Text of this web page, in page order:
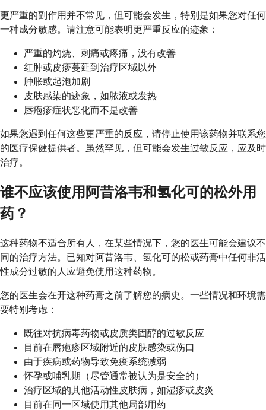
更严重的副作用并不常见，但可能会发生，特别是如果您对任何
一种成分敏感。请注意可能表明更严重反应的迹象：
严重的灼烧、刺痛或疼痛，没有改善
红肿或皮疹蔓延到治疗区域以外
肿胀或起泡加剧
皮肤感染的迹象，如脓液或发热
唇疱疹症状恶化而不是改善
如果您遇到任何这些更严重的反应，请停止使用该药物并联系您
的医疗保健提供者。虽然罕见，但可能会发生过敏反应，应及时
治疗。
谁不应该使用阿昔洛韦和氢化可的松外用
药？
这种药物不适合所有人，在某些情况下，您的医生可能会建议不
同的治疗方法。已知对阿昔洛韦、氢化可的松或药膏中任何非活
性成分过敏的人应避免使用这种药物。
您的医生会在开这种药膏之前了解您的病史。一些情况和环境需
要特别考虑：
既往对抗病毒药物或皮质类固醇的过敏反应
目前在唇疱疹区域附近的皮肤感染或伤口
由于疾病或药物导致免疫系统减弱
怀孕或哺乳期（尽管通常被认为是安全的）
治疗区域的其他活动性皮肤病，如湿疹或皮炎
目前在同一区域使用其他局部用药